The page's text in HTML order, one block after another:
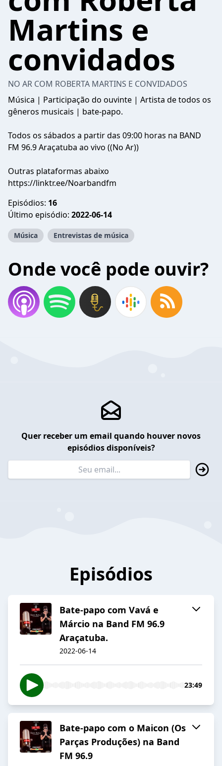
Martins e
convidados
NO AR COM ROBERTA MARTINS E CONVIDADOS
Música | Participação do ouvinte | Artista de todos os
gêneros musicais | bate-papo.
Todos os sábados a partir das 09:00 horas na BAND
FM 96.9 Araçatuba ao vivo ((No Ar))
Outras plataformas abaixo
https://linktr.ee/Noarbandfm
Episódios: 16
Último episódio: 2022-06-14
Música Entrevistas de música
Onde você pode ouvir?
Quer receber um email quando houver novos
episódios disponíveis?
Episódios
Bate-papo com Vavá e
Márcio na Band FM 96.9
Araçatuba.
2022-06-14
23:49
Bate-papo com o Maicon (Os
Parças Produções) na Band
FM 96.9